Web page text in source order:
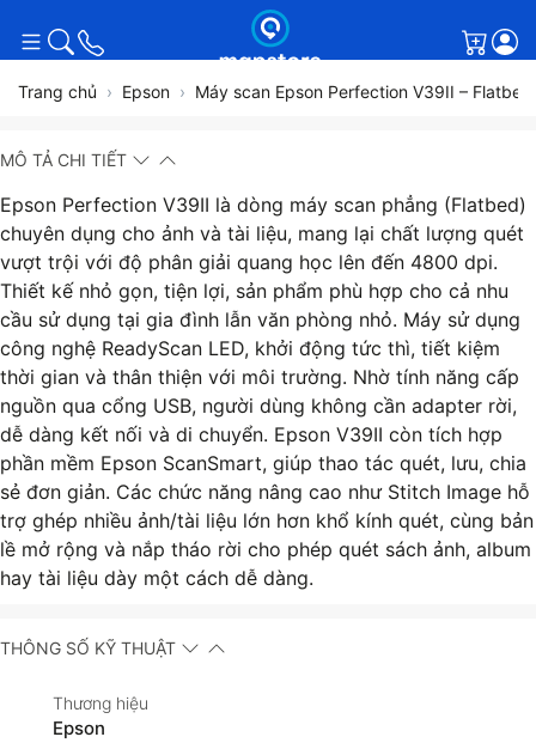
Giỏ
Trang chủ Epson Máy scan Epson Perfection V39II –
MÔ TẢ CHI TIẾT
Epson Perfection V39II là dòng máy scan phẳng (Flatbed)
chuyên dụng cho ảnh và tài liệu, mang lại chất lượng quét
vượt trội với độ phân giải quang học lên đến 4800 dpi.
Thiết kế nhỏ gọn, tiện lợi, sản phẩm phù hợp cho cả nhu
cầu sử dụng tại gia đình lẫn văn phòng nhỏ. Máy sử dụng
công nghệ ReadyScan LED, khởi động tức thì, tiết kiệm
thời gian và thân thiện với môi trường. Nhờ tính năng cấp
nguồn qua cổng USB, người dùng không cần adapter rời,
dễ dàng kết nối và di chuyển. Epson V39II còn tích hợp
phần mềm Epson ScanSmart, giúp thao tác quét, lưu, chia
sẻ đơn giản. Các chức năng nâng cao như Stitch Image hỗ
trợ ghép nhiều ảnh/tài liệu lớn hơn khổ kính quét, cùng bản
lề mở rộng và nắp tháo rời cho phép quét sách ảnh, album
hay tài liệu dày một cách dễ dàng.
THÔNG SỐ KỸ THUẬT
Thương hiệu
Epson